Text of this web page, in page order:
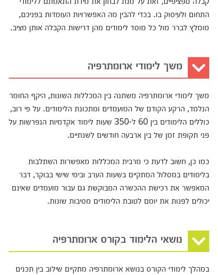
התחום ולעיסוק בו. בכדי להבין מה האפשרויות העומדות בפניכם,
מומלץ לברר מול כל מוסד לימודים מהן דרישות הקבלה אותן מציב.
משך לימודי ארומתרפיה
משך לימודי ארומתרפיה משתנה בין המכללות השונות, היקף החומר
הנלמד, הרקע הקודם של המועמדים ומתכונת הלימודים. על פי רוב,
כוללים הלימודים בין 60 ל-350 שעות לימוד אקדמיות הנפרשות על
פני תקופת זמן של בין ארבעה חודשים לשנתיים.
כמו כן, חשוב לדעת כי מרבית המכללות מאפשרות השתלבות
בלימודים במסלול המתקיים בשעות הערב ובימי שישי בבוקר, דבר
המאפשר את רכישת ההכשרה המבוקשת גם עבור מועמדים שאינם
יכולים לפנות את יומם לטובת הלימודים מסיבות שונות.
נושאי הלימוד בקורס ארומתרפיה
במהלך לימודי הקורס בנושא ארומתרפיה מתקיים שילוב בין תכנים